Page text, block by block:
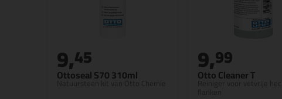
Ottoseal S70 310ml
Natuursteen kit van Otto Chemie
9,45
Otto Cleaner T
Reiniger voor vetvrije hecht
9,99